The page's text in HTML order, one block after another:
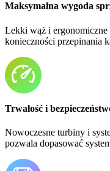
Maksymalna wygoda
Lekki wąż i ergonomiczne
konieczności przepinania
Trwałość i
Nowoczesne turbiny i
pozwala dopasować